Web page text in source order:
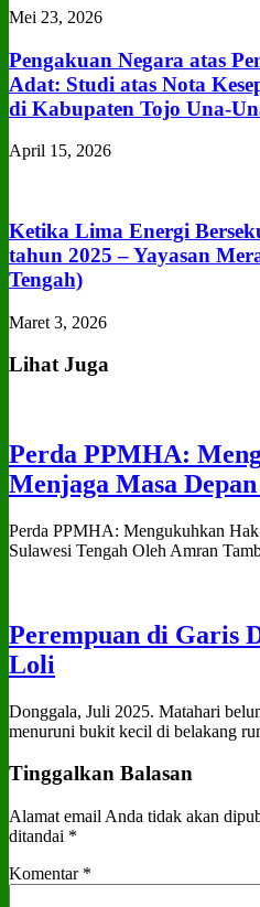
Mei 23, 2026
Pengakuan Negara atas
Adat: Studi atas Nota
di Kabupaten Tojo
April 15, 2026
Ketika Lima Energi
tahun 2025 – Yayasan
Tengah)
Maret 3, 2026
Lihat Juga
Perda PPMHA:
Menjaga Masa
Perda PPMHA: Mengukuhkan
Sulawesi Tengah Oleh Amran
Perempuan di Garis
Loli
Donggala, Juli 2025. Matahari
menuruni bukit kecil di belakang
Tinggalkan Balasan
Alamat email Anda tidak akan
ditandai *
Komentar *